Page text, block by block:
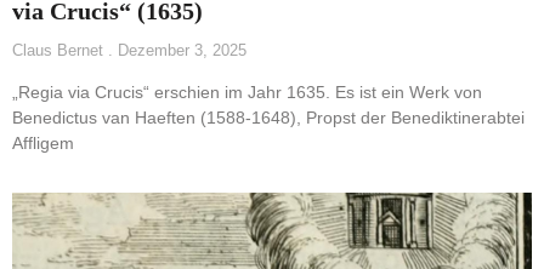
via Crucis“ (1635)
Claus Bernet Dezember 3, 2025
„Regia via Crucis“ erschien im Jahr 1635. Es ist ein Werk von
Benedictus van Haeften (1588-1648), Propst der Benediktinerabtei
Affligem